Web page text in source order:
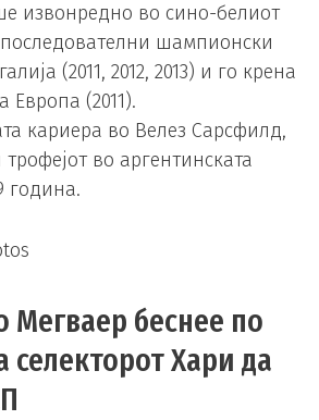
извонредно во сино-белиот
шампионски
(2011, 2012, 2013) и го крена
Европа (2011).
кариера во Велез Сарсфилд,
во аргентинската
година.
Мегваер беснее по
селекторот Хари да